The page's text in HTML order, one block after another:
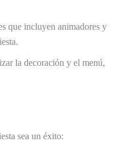
que incluyen animadores y
la decoración y el menú,
sea un éxito: